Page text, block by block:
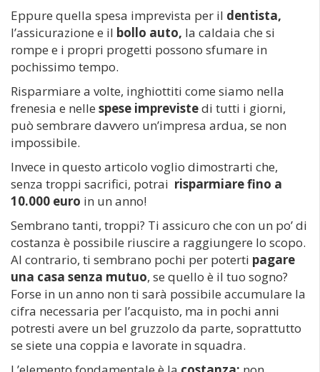
Eppure quella spesa imprevista per il dentista,
l’assicurazione e il bollo auto, la caldaia che si
rompe e i propri progetti possono sfumare in
pochissimo tempo.
Risparmiare a volte, inghiottiti come siamo nella
frenesia e nelle spese imprevistedi tutti i giorni,
può sembrare davvero un’impresa ardua, se non
impossibile.
Invece in questo articolo voglio dimostrarti che,
senza troppi sacrifici, potrai risparmiare fino a
10.000 euro in un anno!
Sembrano tanti, troppi? Ti assicuro che con un po’ di
costanza è possibile riuscire a raggiungere lo scopo.
Al contrario, ti sembrano pochi per poterti pagare
una casa senza mutuo, se quello è il tuo sogno?
Forse in un anno non ti sarà possibile accumulare la
cifra necessaria per l’acquisto, ma in pochi anni
potresti avere un bel gruzzolo da parte, soprattutto
se siete una coppia e lavorate in squadra.